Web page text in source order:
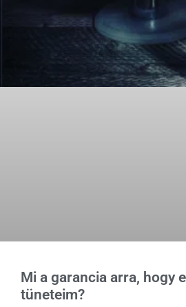
Mi a garancia arra, hogy
tüneteim?